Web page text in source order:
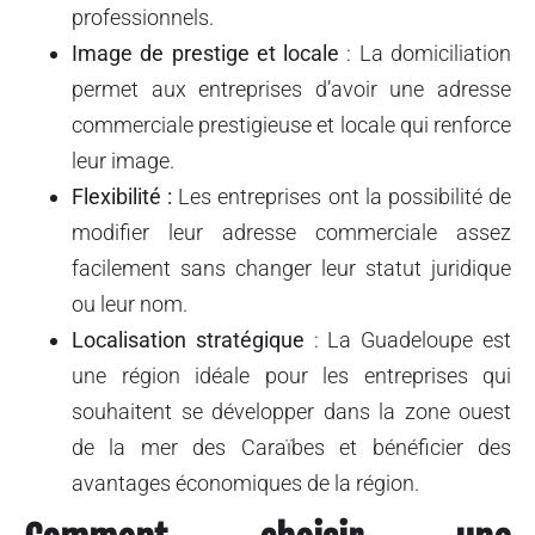
professionnels.
Image de prestige et locale : La domiciliation
permet aux entreprises d’avoir une adresse
commerciale prestigieuse et locale qui renforce
leur image.
Flexibilité : Les entreprises ont la possibilité de
modifier leur adresse commerciale assez
facilement sans changer leur statut juridique
ou leur nom.
Localisation stratégique : La Guadeloupe est
une région idéale pour les entreprises qui
souhaitent se développer dans la zone ouest
de la mer des Caraïbes et bénéficier des
avantages économiques de la région.